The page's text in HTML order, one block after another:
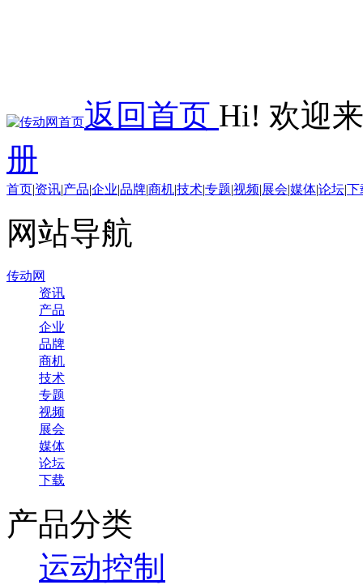
返回首页 Hi! 欢迎
册
首页|资讯|产品|企业|品牌|商机|技术|专题|视频|展会|媒体|论坛|下
网站导航
传动网
资讯
产品
企业
品牌
商机
技术
专题
视频
展会
媒体
论坛
下载
产品分类
运动控制